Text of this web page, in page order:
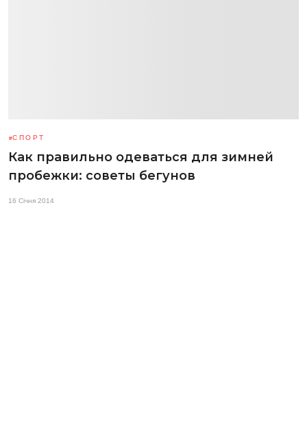
СПОРТ
Как правильно одеваться для зимней
пробежки: советы бегунов
16 Січня 2014